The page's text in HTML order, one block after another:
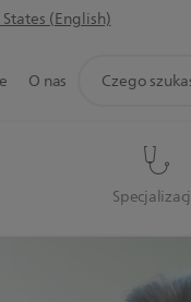
(English)
O nas
wsparcie